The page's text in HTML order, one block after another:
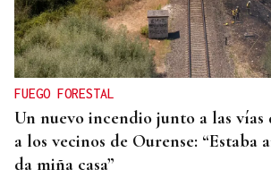
FUEGO FORESTAL
Un nuevo incendio junto a las
a los vecinos de Ourense: “Estaba
da miña casa”